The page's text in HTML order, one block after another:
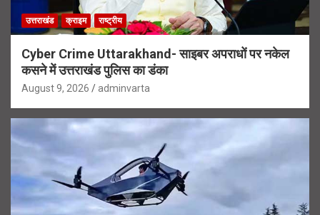
उत्तराखंड क्राइम राष्ट्रीय
Cyber Crime Uttarakhand- साइबर अपराधों पर नकेल
कसने में उत्तराखंड पुलिस का डंका
August 9, 2026 adminvarta